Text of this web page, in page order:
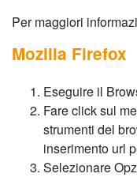
Per maggiori
Mozilla Firefox
Eseguire il
Fare click sul
strumenti del
inserimento url
Selezionare